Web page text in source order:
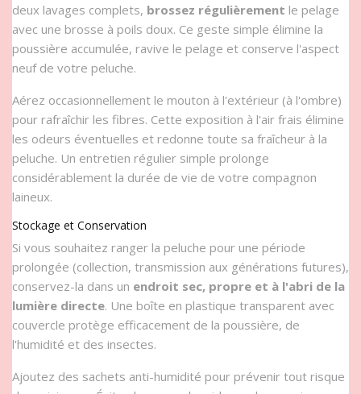
deux lavages complets, brossez régulièrement le pelage
avec une brosse à poils doux. Ce geste simple élimine la
poussière accumulée, ravive le pelage et conserve l'aspect
neuf de votre peluche.
Aérez occasionnellement le mouton à l'extérieur (à l'ombre)
pour rafraîchir les fibres. Cette exposition à l'air frais élimine
les odeurs éventuelles et redonne toute sa fraîcheur à la
peluche. Un entretien régulier simple prolonge
considérablement la durée de vie de votre compagnon
laineux.
Stockage et Conservation
Si vous souhaitez ranger la peluche pour une période
prolongée (collection, transmission aux générations futures),
conservez-la dans un endroit sec, propre et à l'abri de la
lumière directe. Une boîte en plastique transparent avec
couvercle protège efficacement de la poussière, de
l'humidité et des insectes.
Ajoutez des sachets anti-humidité pour prévenir tout risque